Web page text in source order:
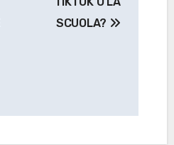
SCUOLA?